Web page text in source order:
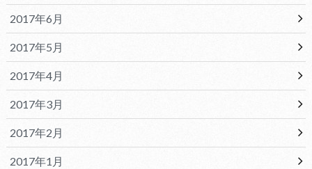
2017年6月
2017年5月
2017年4月
2017年3月
2017年2月
2017年1月